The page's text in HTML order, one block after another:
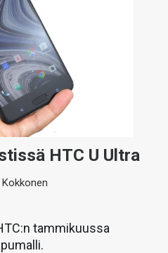
HTC U Ultra
tammikuussa